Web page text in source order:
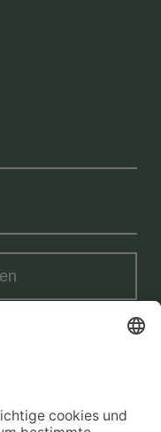
ich mich mit der
einverstanden.